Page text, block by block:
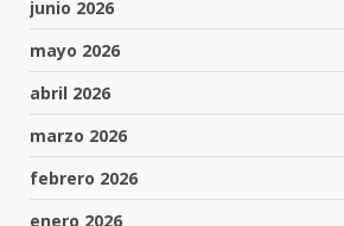
junio 2026
mayo 2026
abril 2026
marzo 2026
febrero 2026
enero 2026